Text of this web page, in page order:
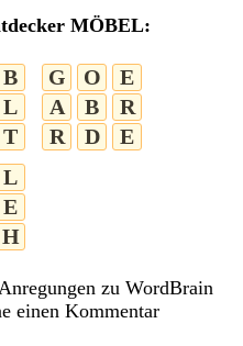
MÖBEL:
B
L
T
G O
E
A
B
R
R
D
E
L
E
H
zu WordBrain
einen Kommentar